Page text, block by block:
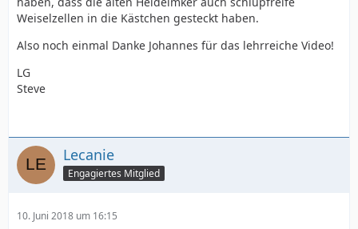
Weiselzellen in die Kästchen gesteckt haben.
Also noch einmal Danke Johannes für das lehrreiche Video!
LG
Steve
Lecanie
Engagiertes Mitglied
10. Juni 2018 um 16:15